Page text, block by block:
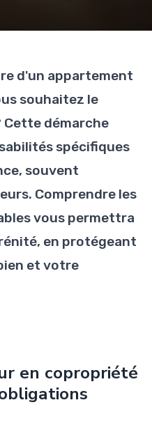
d'un appartement
souhaitez le
démarche
spécifiques
souvent
Comprendre les
vous permettra
en protégeant
et votre
en copropriété